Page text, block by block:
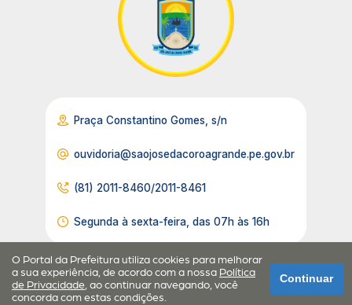
Praça Constantino Gomes, s/n
ouvidoria@saojosedacoroagrande.pe.gov.br
(81) 2011-8460/2011-8461
Segunda à sexta-feira, das 07h às 16h
O Portal da Prefeitura utiliza cookies para melhorar
a sua experiência, de acordo com a nossa Política
de Privacidade, ao continuar navegando, você
concorda com estas condições.
Continuar